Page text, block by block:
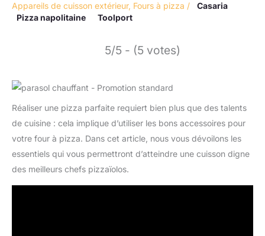
Appareils de cuisson extérieur, Fours à pizza /
Casaria
Pizza napolitaine
Toolport
5/5 - (5 votes)
Réaliser une pizza parfaite requiert bien plus que des talents
de cuisine : cela implique d’utiliser les bons accessoires pour
votre four à pizza. Dans cet article, nous vous dévoilons les
essentiels qui vous permettront d’atteindre une cuisson digne
des meilleurs chefs pizzaïolos.